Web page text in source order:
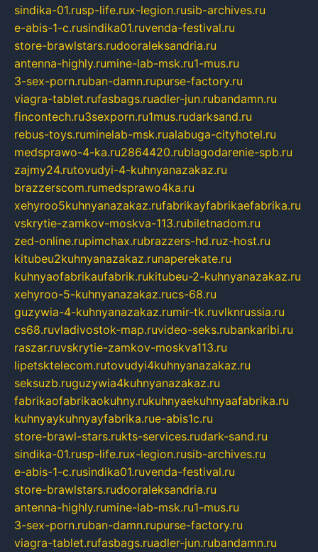
sindika-01.rusp-life.rux-legion.rusib-archives.ru
e-abis-1-c.rusindika01.ruvenda-festival.ru
store-brawlstars.rudooraleksandria.ru
antenna-highly.rumine-lab-msk.ru1-mus.ru
3-sex-porn.ruban-damn.rupurse-factory.ru
viagra-tablet.rufasbags.ruadler-jun.rubandamn.ru
fincontech.ru3sexporn.ru1mus.rudarksand.ru
rebus-toys.ruminelab-msk.rualabuga-cityhotel.ru
medsprawo-4-ka.ru2864420.rublagodarenie-spb.ru
zajmy24.rutovudyi-4-kuhnyanazakaz.ru
brazzerscom.rumedsprawo4ka.ru
xehyroo5kuhnyanazakaz.rufabrikayfabrikaefabrika.ru
vskrytie-zamkov-moskva-113.rubiletnadom.ru
zed-online.rupimchax.rubrazzers-hd.ruz-host.ru
kitubeu2kuhnyanazakaz.runaperekate.ru
kuhnyaofabrikaufabrik.rukitubeu-2-kuhnyanazakaz.ru
xehyroo-5-kuhnyanazakaz.rucs-68.ru
guzywia-4-kuhnyanazakaz.rumir-tk.ruvlknrussia.ru
cs68.ruvladivostok-map.ruvideo-seks.rubankaribi.ru
raszar.ruvskrytie-zamkov-moskva113.ru
lipetsktelecom.rutovudyi4kuhnyanazakaz.ru
seksuzb.ruguzywia4kuhnyanazakaz.ru
fabrikaofabrikaokuhny.rukuhnyaekuhnyaafabrika.ru
kuhnyaykuhnyayfabrika.rue-abis1c.ru
store-brawl-stars.rukts-services.rudark-sand.ru
sindika-01.rusp-life.rux-legion.rusib-archives.ru
e-abis-1-c.rusindika01.ruvenda-festival.ru
store-brawlstars.rudooraleksandria.ru
antenna-highly.rumine-lab-msk.ru1-mus.ru
3-sex-porn.ruban-damn.rupurse-factory.ru
viagra-tablet.rufasbags.ruadler-jun.rubandamn.ru